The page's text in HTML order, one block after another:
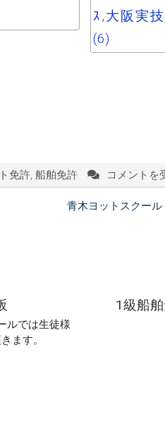
免許, 船舶免許
06/30：
級
ー
コメントを
青木ヨットスクール
ルでは生徒様
ます。
1級船